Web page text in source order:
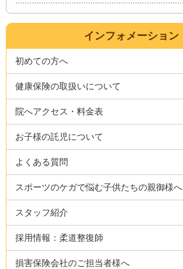
インフォメーション
初めての方へ
健康保険の取扱いについて
院へアクセス・料金表
お子様の託児について
よくある質問
スポーツのケガで悩む子供たちの親御様へ
スタッフ紹介
採用情報：柔道整復師
損害保険会社のご担当者様へ